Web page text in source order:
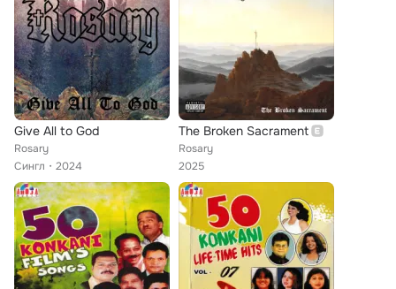
Give All to God
Rosary
Сингл
2024
The Broken Sacrament
Rosary
2025